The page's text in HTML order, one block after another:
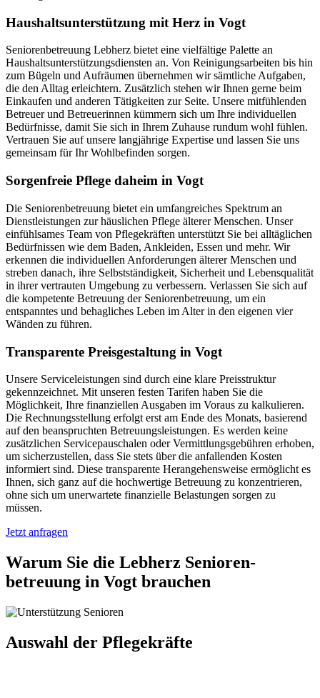
Haushalts­unterstützung mit Herz in Vogt
Seniorenbetreuung Lebherz bietet eine vielfältige Palette an
Haushaltsunterstützungsdiensten an. Von Reinigungsarbeiten bis hin
zum Bügeln und Aufräumen übernehmen wir sämtliche Aufgaben,
die den Alltag erleichtern. Zusätzlich stehen wir Ihnen gerne beim
Einkaufen und anderen Tätigkeiten zur Seite. Unsere mitfühlenden
Betreuer und Betreuerinnen kümmern sich um Ihre individuellen
Bedürfnisse, damit Sie sich in Ihrem Zuhause rundum wohl fühlen.
Vertrauen Sie auf unsere langjährige Expertise und lassen Sie uns
gemeinsam für Ihr Wohlbefinden sorgen.
Sorgenfreie Pflege daheim in Vogt
Die Seniorenbetreuung bietet ein umfangreiches Spektrum an
Dienstleistungen zur häuslichen Pflege älterer Menschen. Unser
einfühlsames Team von Pflegekräften unterstützt Sie bei alltäglichen
Bedürfnissen wie dem Baden, Ankleiden, Essen und mehr. Wir
erkennen die individuellen Anforderungen älterer Menschen und
streben danach, ihre Selbstständigkeit, Sicherheit und Lebensqualität
in ihrer vertrauten Umgebung zu verbessern. Verlassen Sie sich auf
die kompetente Betreuung der Seniorenbetreuung, um ein
entspanntes und behagliches Leben im Alter in den eigenen vier
Wänden zu führen.
Transparente Preisgestaltung in Vogt
Unsere Serviceleistungen sind durch eine klare Preisstruktur
gekennzeichnet. Mit unseren festen Tarifen haben Sie die
Möglichkeit, Ihre finanziellen Ausgaben im Voraus zu kalkulieren.
Die Rechnungsstellung erfolgt erst am Ende des Monats, basierend
auf den beanspruchten Betreuungsleistungen. Es werden keine
zusätzlichen Servicepauschalen oder Vermittlungsgebühren erhoben,
um sicherzustellen, dass Sie stets über die anfallenden Kosten
informiert sind. Diese transparente Herangehensweise ermöglicht es
Ihnen, sich ganz auf die hochwertige Betreuung zu konzentrieren,
ohne sich um unerwartete finanzielle Belastungen sorgen zu
müssen.
Jetzt anfragen
Warum Sie die Lebherz Senioren­
betreuung in Vogt brauchen
Auswahl der Pflegekräfte